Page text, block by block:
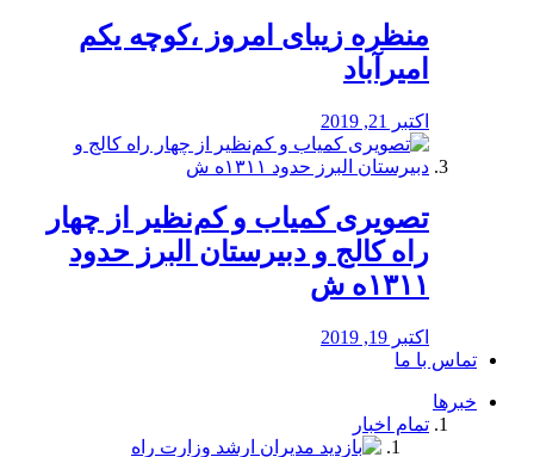
منظره‌‌ زیبای امروز ،کوچه یکم
امیرآباد
اکتبر 21, 2019
️تصویری کمیاب و کم‌نظیر از چهار
راه كالج و دبيرستان البرز حدود
۱۳۱۱ه ش
اکتبر 19, 2019
تماس با ما
خبرها
تمام اخبار